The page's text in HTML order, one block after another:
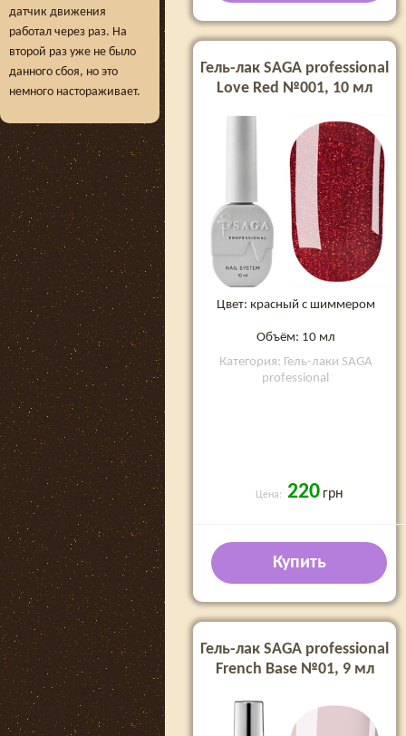
датчик движения
работал через раз. На
второй раз уже не было
данного сбоя, но это
немного настораживает.
Гель-лак SAGA professional
Love Red №001, 10 мл
Цвет: красный с шиммером
Объём: 10 мл
Категория: Гель-лаки SAGA
professional
Цена: 220 грн
Купить
Гель-лак SAGA professional
French Base №01, 9 мл